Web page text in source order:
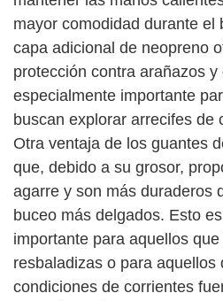
mayor comodidad durante el
capa adicional de neopreno
protección contra arañazos
especialmente importante
buscan explorar arrecifes de
Otra ventaja de los guantes
que, debido a su grosor,
agarre y son más duraderos
buceo más delgados. Esto
importante para aquellos
resbaladizas o para aquellos
condiciones de corrientes